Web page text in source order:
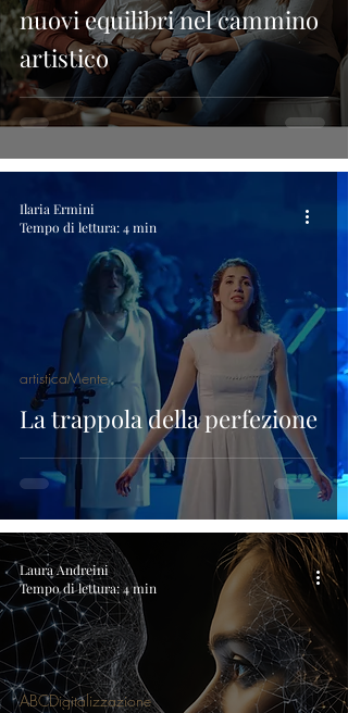
nuovi equilibri nel cammino
artistico
La trappola della perfezione
artisticaMente
Ilaria Ermini
Tempo di lettura: 4 min
ABCDigitalizzazione
Laura Andreini
Tempo di lettura: 4 min